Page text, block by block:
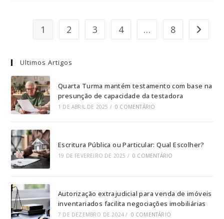
1 2 3 4 … 8
Ultimos Artigos
Quarta Turma mantém testamento com base na
presunção de capacidade da testadora
1 DE ABRIL DE 2025 / 0 COMENTÁRIO
Escritura Pública ou Particular: Qual Escolher?
19 DE FEVEREIRO DE 2025 / 0 COMENTÁRIO
Autorização extrajudicial para venda de imóveis
inventariados facilita negociações imobiliárias
7 DE DEZEMBRO DE 2024 / 0 COMENTÁRIO